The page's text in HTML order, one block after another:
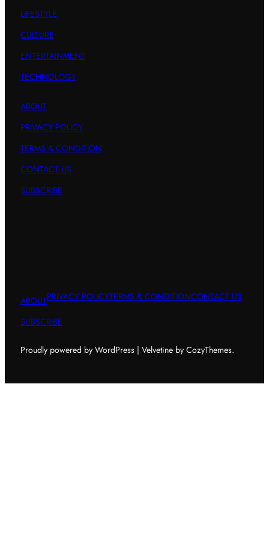
LIFESTYLE
CULTURE
ENTERTAINMENT
TECHNOLOGY
ABOUT
PRIVACY POLICY
TERMS & CONDITION
CONTACT US
SUBSCRIBE
ABOUTPRIVACY POLICYTERMS & CONDITIONCONTACT US
SUBSCRIBE
Proudly powered by WordPress | Velvetine by CozyThemes.